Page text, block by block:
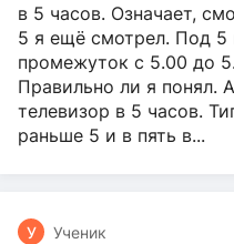
в 5 часов. Означает,
5 я ещё смотрел. Под 5
промежуток с 5.00 до
Правильно ли я понял.
телевизор в 5 часов.
раньше 5 и в пять в...
У Ученик